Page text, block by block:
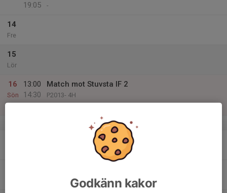
19:05
-
14
Fre
15
Lör
16
Sön
13:00
14:30
Match mot Stuvsta IF 2
P2013- 4H
v.34
Träningar måndagar
Godkänn kakor